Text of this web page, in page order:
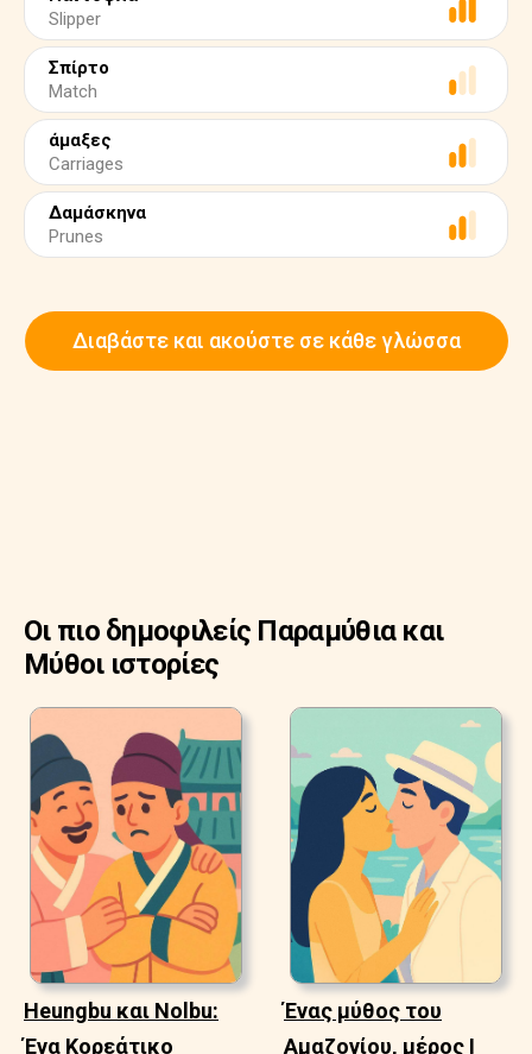
Slipper
Σπίρτο
Match
άμαξες
Carriages
Δαμάσκηνα
Prunes
Διαβάστε και ακούστε σε κάθε γλώσσα
Οι πιο δημοφιλείς Παραμύθια και
Μύθοι ιστορίες
Heungbu και Nolbu:
Ένα Κορεάτικο
Ένας μύθος του
Αμαζονίου, μέρος Ι